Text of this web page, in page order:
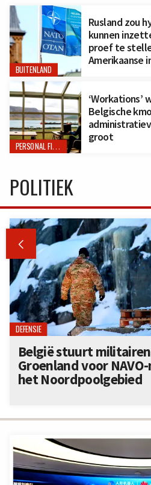
BUITENLAND
Rusland zou
kunnen
proef te
Amerikaanse
PERSONAL FINANCE
‘Workations’
Belgische
groot
POLITIEK

DEFENSIE
België stuurt
Groenland voor
het Noordpoolgebied